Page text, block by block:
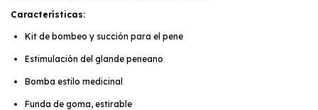
Características:
Kit de bombeo y succión para el pene
Estimulación del glande peneano
Bomba estilo medicinal
Funda de goma, estirable